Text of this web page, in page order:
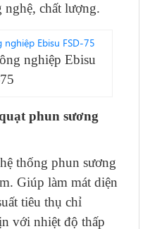
nghệ, chất lượng.
nghiệp Ebisu
phun sương
thống phun sương
Giúp làm mát diện
tiêu thụ chỉ
với nhiệt độ thấp